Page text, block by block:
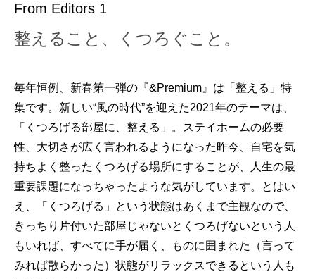
From Editors 1
整えること、くつろぐこと。
毎年恒例、新春第一弾の『&Premium』は「整える」特
集です。新しい“風の時代”を迎えた2021年のテーマは、
「くつろげる部屋に、整える」。ステイホームの必要
性、大切さが広く言われるようになった昨今、自宅を気
持ちよく整ったくつろげる場所にすることが、人生の最
重要課題になっちゃったような気がしています。とはい
え、「くつろげる」という状態はあくまで主観なので、
きっちり片付いた部屋じゃないとくつろげないという人
もいれば、すべてに手が届く、ものに囲まれた（言って
みれば散らかった）状態がリラックスできるという人も